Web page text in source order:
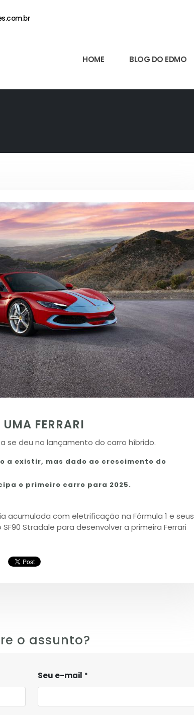
HOME BLOG DO EDMO
UMA FERRARI
se deu no lançamento do carro híbrido.
a existir, mas dado ao crescimento do
o primeiro carro para 2025.
acumulada com eletrificação na Fórmula 1 e seus
Stradale para desenvolver a primeira Ferrari
o assunto?
Seu e-mail